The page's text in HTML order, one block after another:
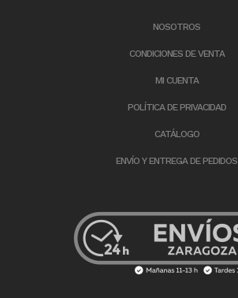
NOSOTROS
CONDICIONES DE VENTA
MI CUENTA
POLÍTICA DE PRIVACIDAD
CATÁLOGO
ENVÍO Y ENTREGA DE PEDIDOS